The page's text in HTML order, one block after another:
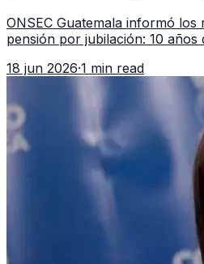
ONSEC Guatemala informó los
pensión por jubilación: 10
importar edad.
18 jun 2026·1 min read